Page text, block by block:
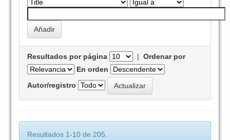
Resultados por página |Ordenar por
En orden
Autor/registro
Resultados 1-10 de 205.